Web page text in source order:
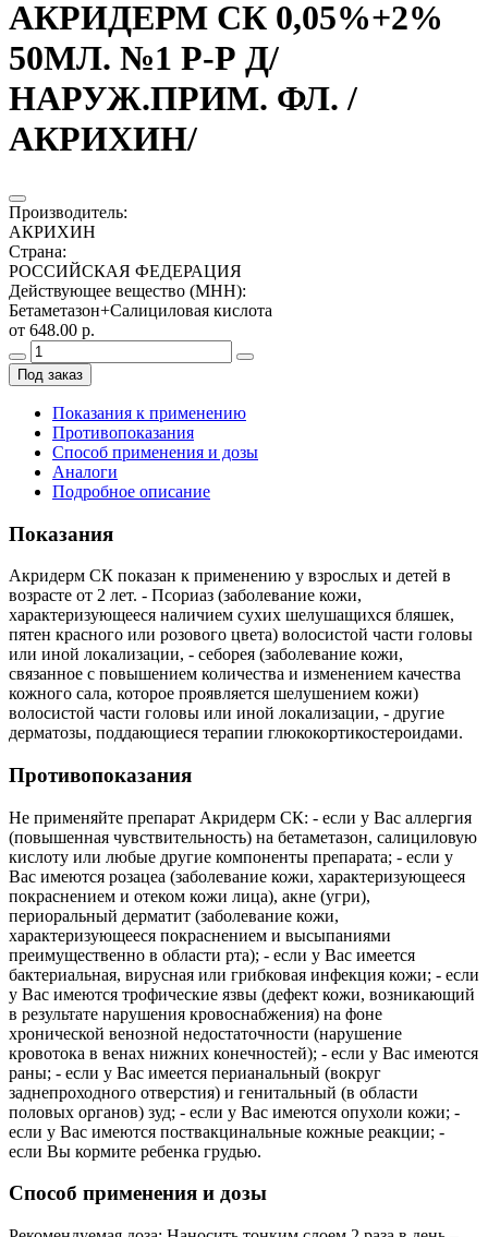
АКРИДЕРМ СК 0,05%+2%
50МЛ. №1 Р-Р Д/
НАРУЖ.ПРИМ. ФЛ. /
АКРИХИН/
Производитель:
АКРИХИН
Страна:
РОССИЙСКАЯ ФЕДЕРАЦИЯ
Действующее вещество (МНН):
Бетаметазон+Салициловая кислота
от 648.00 р.
Под заказ
Показания к применению
Противопоказания
Способ применения и дозы
Аналоги
Подробное описание
Показания
Акридерм СК показан к применению у взрослых и детей в
возрасте от 2 лет. - Псориаз (заболевание кожи,
характеризующееся наличием сухих шелушащихся бляшек,
пятен красного или розового цвета) волосистой части головы
или иной локализации, - себорея (заболевание кожи,
связанное с повышением количества и изменением качества
кожного сала, которое проявляется шелушением кожи)
волосистой части головы или иной локализации, - другие
дерматозы, поддающиеся терапии глюкокортикостероидами.
Противопоказания
Не применяйте препарат Акридерм СК: - если у Вас аллергия
(повышенная чувствительность) на бетаметазон, салициловую
кислоту или любые другие компоненты препарата; - если у
Вас имеются розацеа (заболевание кожи, характеризующееся
покраснением и отеком кожи лица), акне (угри),
периоральный дерматит (заболевание кожи,
характеризующееся покраснением и высыпаниями
преимущественно в области рта); - если у Вас имеется
бактериальная, вирусная или грибковая инфекция кожи; - если
у Вас имеются трофические язвы (дефект кожи, возникающий
в результате нарушения кровоснабжения) на фоне
хронической венозной недостаточности (нарушение
кровотока в венах нижних конечностей); - если у Вас имеются
раны; - если у Вас имеется перианальный (вокруг
заднепроходного отверстия) и генитальный (в области
половых органов) зуд; - если у Вас имеются опухоли кожи; -
если у Вас имеются поствакцинальные кожные реакции; -
если Вы кормите ребенка грудью.
Способ применения и дозы